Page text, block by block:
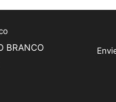
BRANCO